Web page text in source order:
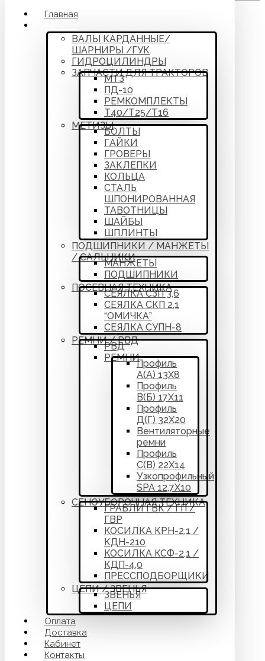
Главная
ВАЛЫ КАРДАННЫЕ/
ШАРНИРЫ /ГУК
ГИДРОЦИЛИНДРЫ
ЗАПЧАСТИ ДЛЯ ТРАКТОРОВ
МТЗ
ПД-10
РЕМКОМПЛЕКТЫ
Т40/Т25/Т16
МЕТИЗЫ
БОЛТЫ
ГАЙКИ
ГРОВЕРЫ
ЗАКЛЕПКИ
КОЛЬЦА
СТАЛЬ
ШПОНИРОВАННАЯ
ТАВОТНИЦЫ
ШАЙБЫ
ШПЛИНТЫ
ПОДШИПНИКИ / МАНЖЕТЫ
/ САЛЬНИКИ
МАНЖЕТЫ
ПОДШИПНИКИ
ПОСЕВНАЯ ТЕХНИКА
СЕЯЛКА СЗП 3,6
СЕЯЛКА СКП 2,1
“ОМИЧКА”
СЕЯЛКА СУПН-8
РЕМНИ / РВД
РВД
РЕМНИ
Профиль
А(А) 13Х8
Профиль
В(Б) 17Х11
Профиль
Д(Г) 32Х20
Вентиляторные
ремни
Профиль
С(В) 22Х14
Узкопрофильный
SPA 12,7Х10
СЕНОУБОРОЧНАЯ ТЕХНИКА
ГРАБЛИ ГВК / ГП /
ГВР
КОСИЛКА КРН-2,1 /
КДН-210
КОСИЛКА КСФ-2,1 /
КДП-4,0
ПРЕССПОДБОРЩИКИ
ЦЕПИ / ЗВЕНЬЯ
ЗВЕНЬЯ
ЦЕПИ
Оплата
Доставка
Кабинет
Контакты